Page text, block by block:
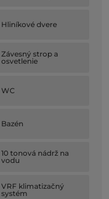
Hliníkové dvere
Závesný strop a
osvetlenie
WC
Bazén
10 tonová nádrž na
vodu
VRF klimatizačný
systém